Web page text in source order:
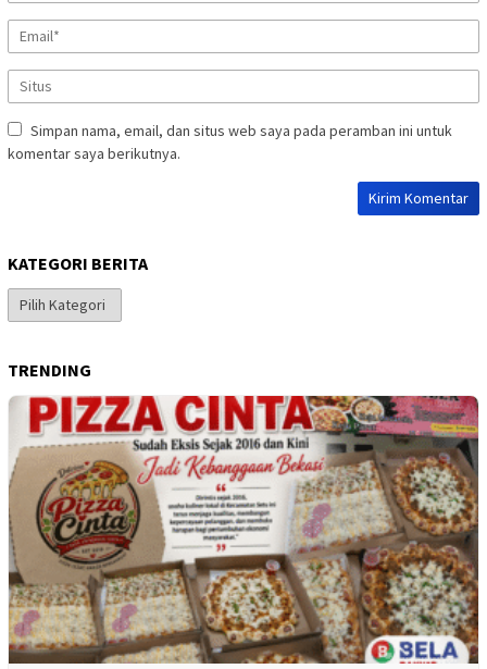
Simpan nama, email, dan situs web saya pada peramban ini untuk
komentar saya berikutnya.
KATEGORI BERITA
Kategori
Berita
TRENDING